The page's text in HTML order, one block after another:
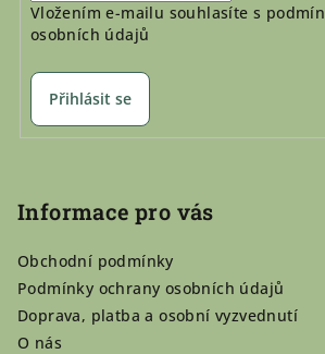
Vložením e-mailu souhlasíte s
osobních údajů
Přihlásit se
Informace pro vás
Obchodní podmínky
Podmínky ochrany osobních údajů
Doprava, platba a osobní vyzvednutí
O nás